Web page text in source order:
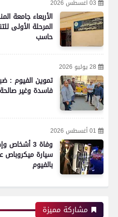
03 أغسطس 2026
الأربعاء جامعة
حاسب
28 يوليو 2026
فاسدة وغير
01 أغسطس 2026
وفاة 3
سيارة ميكروباص
بالفيوم
مشاركة مميزة